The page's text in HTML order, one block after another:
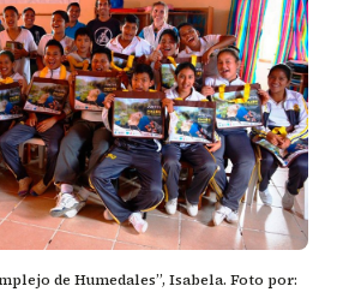
de Humedales”, Isabela. Foto por: